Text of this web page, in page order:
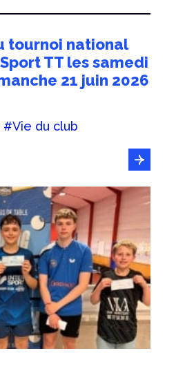
tournoi national
TT les samedi
21 juin 2026
#Vie du club